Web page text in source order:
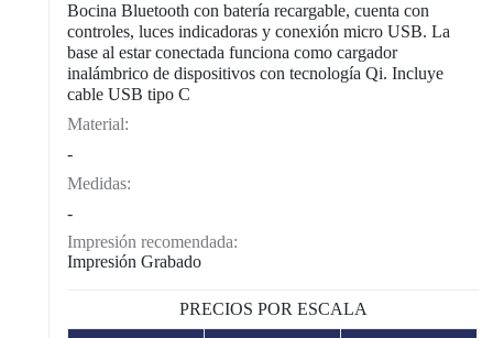
Bocina Bluetooth con batería recargable, cuenta con
controles, luces indicadoras y conexión micro USB. La
base al estar conectada funciona como cargador
inalámbrico de dispositivos con tecnología Qi. Incluye
cable USB tipo C
Material:
-
Medidas:
-
Impresión recomendada:
Impresión Grabado
PRECIOS POR ESCALA